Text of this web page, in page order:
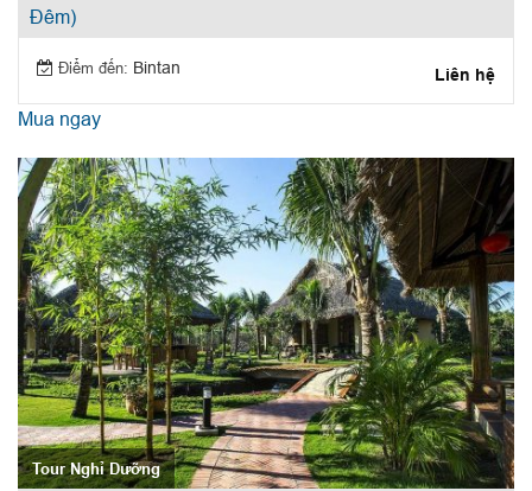
Đêm)
Điểm đến: Bintan Liên hệ
Mua ngay
Tour Nghỉ Dưỡng